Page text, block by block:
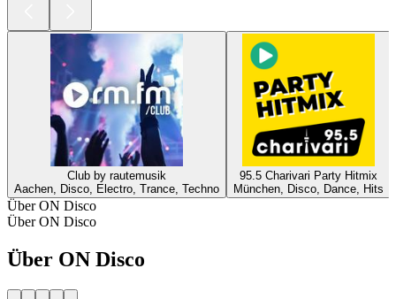
Club by rautemusik
Aachen, Disco, Electro, Trance, Techno
95.5 Charivari Party Hitmix
München, Disco, Dance, Hits
Über ON Disco
Über ON Disco
Über ON Disco